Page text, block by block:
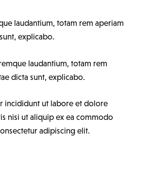
laudantium, totam rem aperiam
explicabo.
laudantium, totam rem
dicta sunt, explicabo.
incididunt ut labore et dolore
nisi ut aliquip ex ea commodo
adipiscing elit.